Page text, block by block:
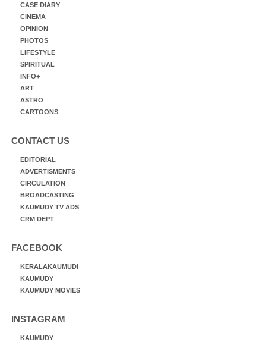
CASE DIARY
CINEMA
OPINION
PHOTOS
LIFESTYLE
SPIRITUAL
INFO+
ART
ASTRO
CARTOONS
CONTACT US
EDITORIAL
ADVERTISMENTS
CIRCULATION
BROADCASTING
KAUMUDY TV ADS
CRM DEPT
FACEBOOK
KERALAKAUMUDI
KAUMUDY
KAUMUDY MOVIES
INSTAGRAM
KAUMUDY